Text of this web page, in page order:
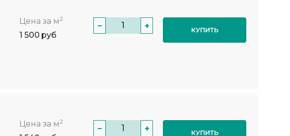
Цена за м2
1 500 руб
− + КУПИТЬ
Цена за м2
− + КУПИТЬ